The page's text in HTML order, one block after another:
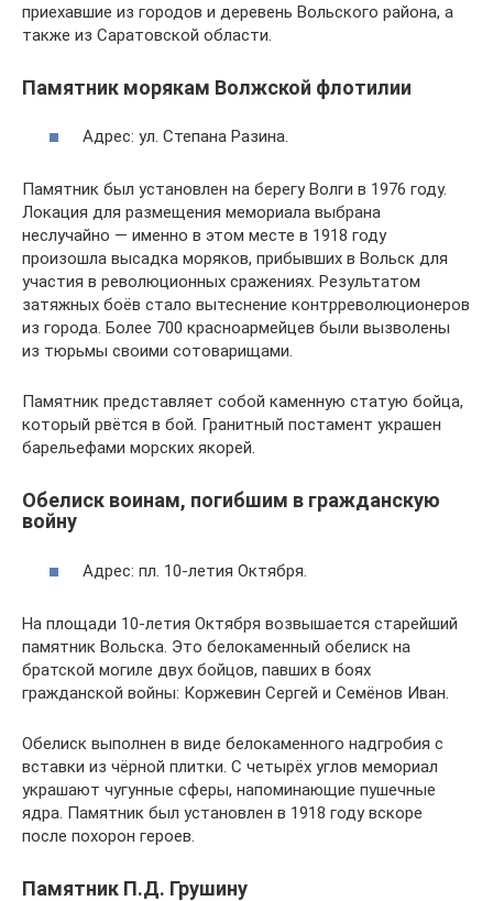
приехавшие из городов и деревень Вольского района, а
также из Саратовской области.
Памятник морякам Волжской флотилии
Адрес: ул. Степана Разина.
Памятник был установлен на берегу Волги в 1976 году.
Локация для размещения мемориала выбрана
неслучайно — именно в этом месте в 1918 году
произошла высадка моряков, прибывших в Вольск для
участия в революционных сражениях. Результатом
затяжных боёв стало вытеснение контрреволюционеров
из города. Более 700 красноармейцев были вызволены
из тюрьмы своими сотоварищами.
Памятник представляет собой каменную статую бойца,
который рвётся в бой. Гранитный постамент украшен
барельефами морских якорей.
Обелиск воинам, погибшим в гражданскую
войну
Адрес: пл. 10-летия Октября.
На площади 10-летия Октября возвышается старейший
памятник Вольска. Это белокаменный обелиск на
братской могиле двух бойцов, павших в боях
гражданской войны: Коржевин Сергей и Семёнов Иван.
Обелиск выполнен в виде белокаменного надгробия с
вставки из чёрной плитки. С четырёх углов мемориал
украшают чугунные сферы, напоминающие пушечные
ядра. Памятник был установлен в 1918 году вскоре
после похорон героев.
Памятник П.Д. Грушину